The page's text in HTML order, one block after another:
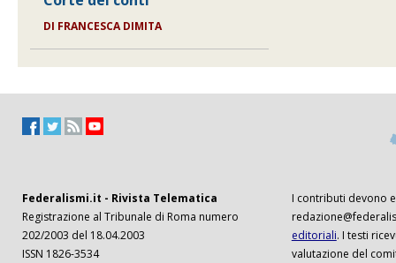
DI FRANCESCA DIMITA
Federalismi.it - Rivista Telematica
Registrazione al Tribunale di Roma numero
202/2003 del 18.04.2003
ISSN 1826-3534
I contributi devono
editoriali. I testi
valutazione del